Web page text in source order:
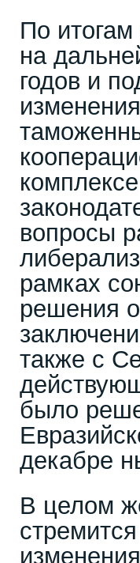
По итогам
на
годов и
вопросы
рамках
решения
также с
было
декабре
В целом